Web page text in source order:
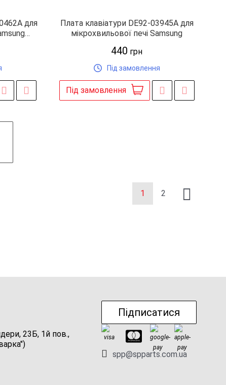
для
Плата клавіатури DE92-03945A для
мікрохвильової печі Samsung
440 грн
Під замовлення
Під замовлення
1 2
23Б, 1й пов.,
Підписатися
spp@spparts.com.ua